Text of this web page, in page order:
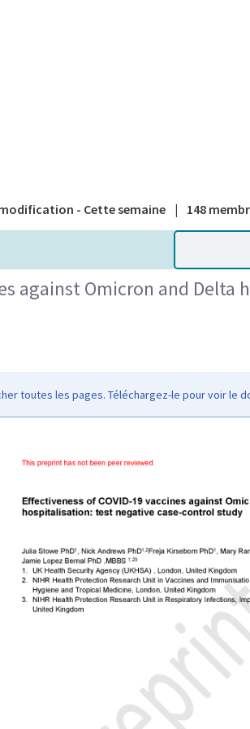
- Cette semaine | 148
against Omicron and
toutes les pages. Téléchargez-le pour voir le